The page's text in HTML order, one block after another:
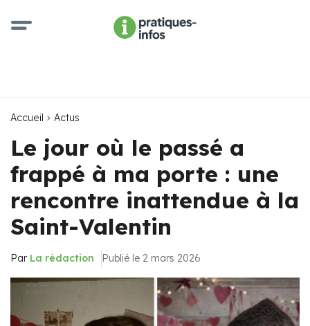
Accueil Actus
Le jour où le passé a
frappé à ma porte : une
rencontre inattendue à la
Saint-Valentin
Par La rédaction Publié le 2 mars 2026